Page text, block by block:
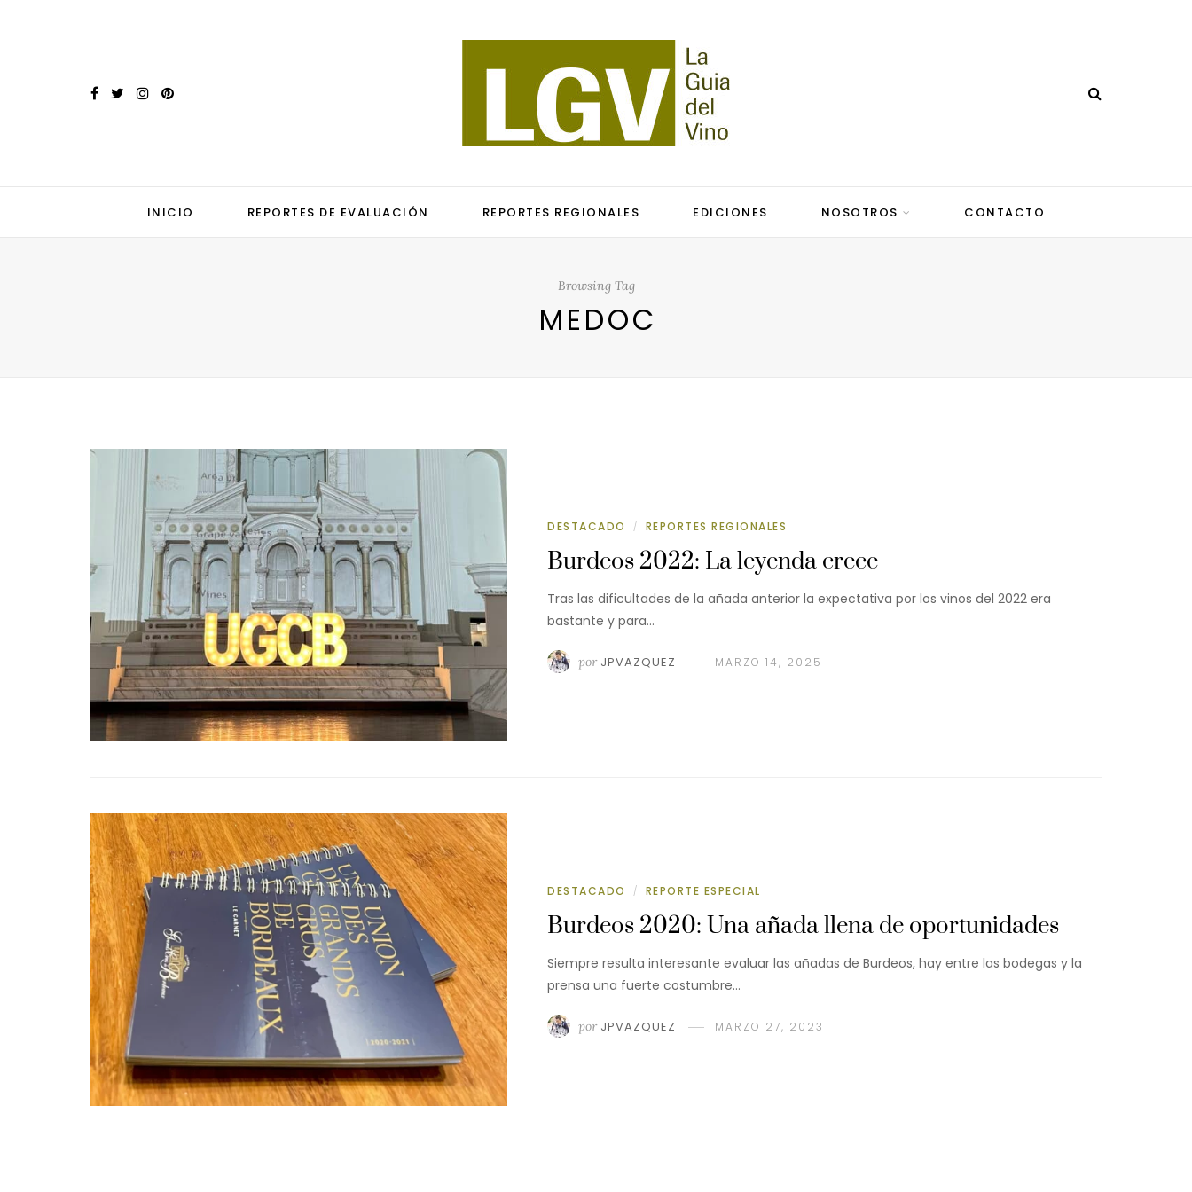
INICIO REPORTES DE EVALUACIÓN REPORTES REGIONALES EDICIONES NOSOTROS CONTACTO
Browsing Tag
MEDOC
DESTACADO / REPORTES REGIONALES
Burdeos 2022: La leyenda crece
Tras las dificultades de la añada anterior la expectativa por los vinos del 2022 era
bastante y para…
por JPVAZQUEZ MARZO 14, 2025
DESTACADO / REPORTE ESPECIAL
Burdeos 2020: Una añada llena de oportunidades
Siempre resulta interesante evaluar las añadas de Burdeos, hay entre las bodegas y la
prensa una fuerte costumbre…
por JPVAZQUEZ MARZO 27, 2023